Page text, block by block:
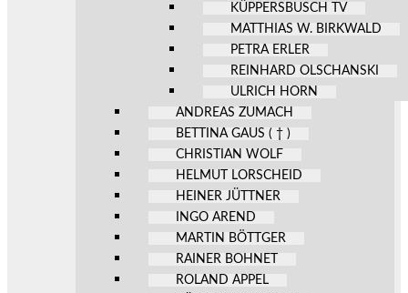
KÜPPERSBUSCH TV
MATTHIAS W. BIRKWALD
PETRA ERLER
REINHARD OLSCHANSKI
ULRICH HORN
ANDREAS ZUMACH
BETTINA GAUS ( † )
CHRISTIAN WOLF
HELMUT LORSCHEID
HEINER JÜTTNER
INGO AREND
MARTIN BÖTTGER
RAINER BOHNET
ROLAND APPEL